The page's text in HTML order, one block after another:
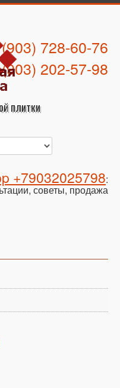
плитки
728-60-76
202-57-98
+79032025798:
советы, продажа